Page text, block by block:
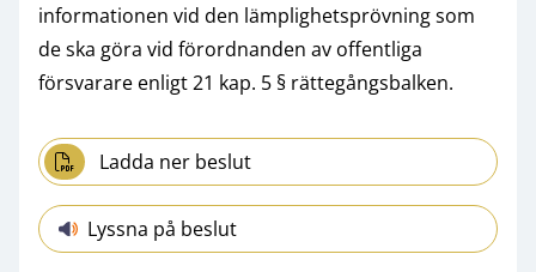
informationen vid den lämplighetsprövning som
de ska göra vid förordnanden av offentliga
försvarare enligt 21 kap. 5 § rättegångsbalken.
Ladda ner beslut
Lyssna på beslut